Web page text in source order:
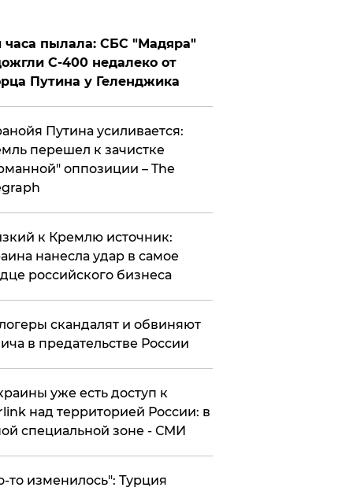
часа пылала: СБС "Мадяра"
С-400 недалеко от
Путина у Геленджика
Путина усиливается:
перешел к зачистке
оппозиции – The
к Кремлю источник:
нанесла удар в самое
российского бизнеса
скандалят и обвиняют
в предательстве России
уже есть доступ к
над территорией России: в
специальной зоне - СМИ
то изменилось": Турция